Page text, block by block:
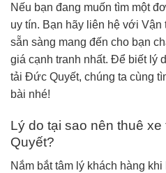
Nếu bạn đang muốn tìm một
uy tín. Bạn hãy liên hệ với
sẵn sàng mang đến cho bạn
giá cạnh tranh nhất. Để biết lý
tải Đức Quyết, chúng ta cùng
bài nhé!
Lý do tại sao nên thuê
Quyết?
Nắm bắt tâm lý khách hàng